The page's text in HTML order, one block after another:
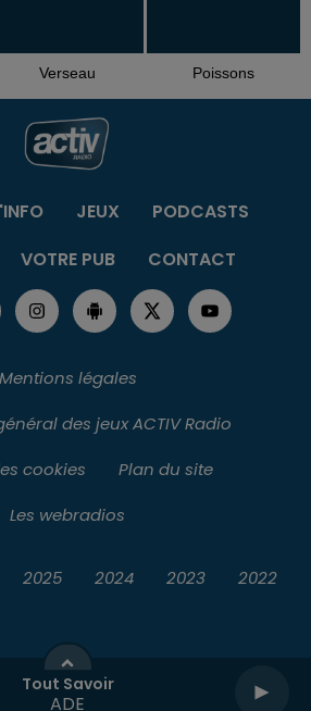
Tout Savoir
ADE
Verseau Poissons
JEUX
PODCASTS
VOTRE PUB CONTACT
Mentions légales
des jeux ACTIV Radio
cookies
Plan du site
Les webradios
2025 2024 2023 2022